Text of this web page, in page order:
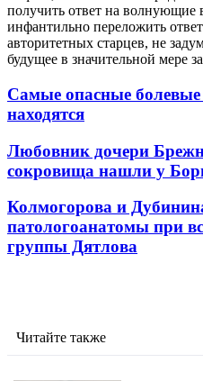
получить ответ на волнующие
инфантильно переложить
авторитетных старцев, не
будущее в значительной мере
Самые опасные болевые
находятся
Любовник дочери
сокровища нашли у
Колмогорова и
патологоанатомы при
группы Дятлова
Читайте также